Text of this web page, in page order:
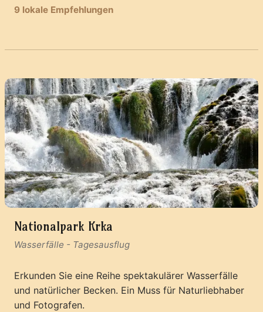
9 lokale Empfehlungen
Nationalpark Krka
Wasserfälle - Tagesausflug
Erkunden Sie eine Reihe spektakulärer Wasserfälle
und natürlicher Becken. Ein Muss für Naturliebhaber
und Fotografen.